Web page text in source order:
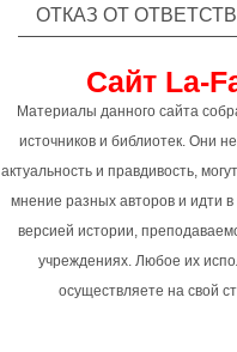
ОТКАЗ ОТ
Сайт La-
Материалы данного сайта
источников и библиотек. Они
актуальность и правдивость,
мнение разных авторов и идти в
версией истории,
учреждениях. Любое их
осуществляете на свой